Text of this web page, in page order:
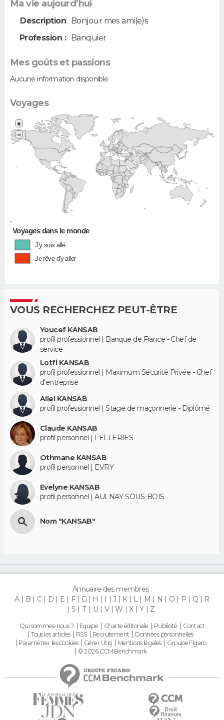
Ma vie aujourd'hui
Description Bonjour mes ami(e)s
Profession : Banquier
Mes goûts et passions
Aucune information disponible
Voyages
•
+
−
Voyages dans le monde
J'y suis allé
Je rêve d'y aller
VOUS RECHERCHEZ PEUT-ÊTRE
Youcef KANSAB
profil professionnel | Banque de France - Chef de
service
Lotfi KANSAB
profil professionnel | Maximum Sécurité Privée - Chef
d'entreprise
Allel KANSAB
profil professionnel | Stage de maçonnerie - Diplômé
Claude KANSAB
profil personnel | FELLERIES
Othmane KANSAB
profil personnel | EVRY
Evelyne KANSAB
profil personnel | AULNAY-SOUS-BOIS
Nom "KANSAB"
Annuaire des membres :
A
B C D E F G H I J K L M N O P Q
R
S
T U V W X Y Z
Qui sommes-nous ? Equipe Charte éditoriale Publicité
Contact
Tous les articles
RSS Recrutement
Données personnelles
Paramétrer les cookies
Gérer Utiq Mentions légales
Groupe Figaro
© 2026 CCM Benchmark